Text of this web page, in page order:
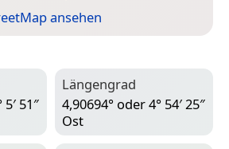
ansehen
51″
Längengrad
4,90694° oder 4° 54′ 25″
Ost